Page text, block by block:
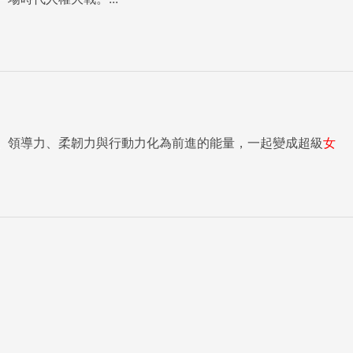
導力、柔韌力與行動力化為前進的能量，一起變成超級女